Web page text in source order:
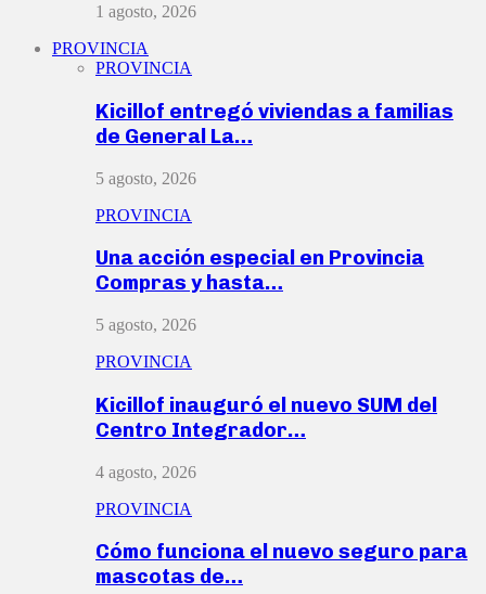
1 agosto, 2026
PROVINCIA
PROVINCIA
Kicillof entregó viviendas a familias
de General La…
5 agosto, 2026
PROVINCIA
Una acción especial en Provincia
Compras y hasta…
5 agosto, 2026
PROVINCIA
Kicillof inauguró el nuevo SUM del
Centro Integrador…
4 agosto, 2026
PROVINCIA
Cómo funciona el nuevo seguro para
mascotas de…